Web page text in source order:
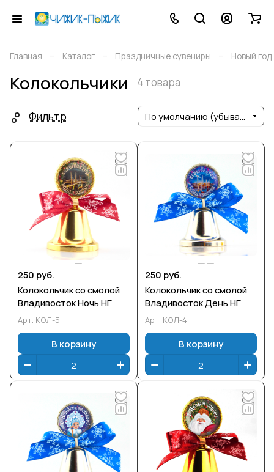
Главная – Каталог – Праздничные сувениры – Новый год
Колокольчики 4 товара
Фильтр По умолчанию (убывание)
250 руб.
Колокольчик со смолой
Владивосток Ночь НГ
Арт. КОЛ-5
В корзину
250 руб.
Колокольчик со смолой
Владивосток День НГ
Арт. КОЛ-4
В корзину